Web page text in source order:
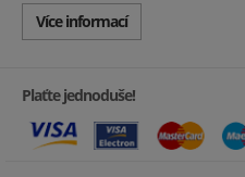
Více informací
Plaťte jednoduše!